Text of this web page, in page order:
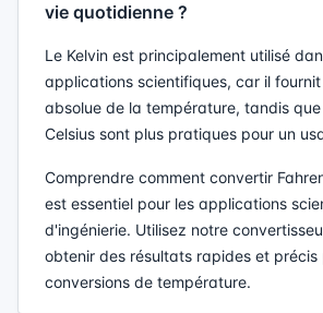
vie quotidienne ?
Le Kelvin est principalement utilisé
applications scientifiques, car il fournit
absolue de la température, tandis
Celsius sont plus pratiques pour un
Comprendre comment convertir
est essentiel pour les applications
d'ingénierie. Utilisez notre
obtenir des résultats rapides et précis
conversions de température.